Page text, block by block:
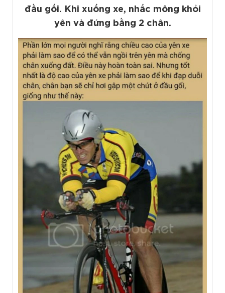
đầu gối. Khi xuống xe, nhấc mông khỏi
yên và đứng bằng 2 chân.